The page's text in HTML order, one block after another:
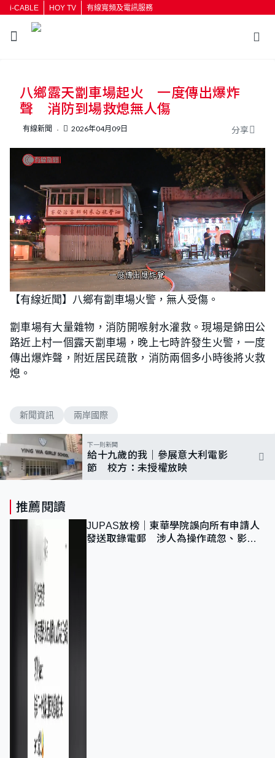
i-CABLE HOY TV 有線寬頻及電訊服務
按輸入鍵開始搜尋
八鄉露天劏車場起火 一度傳出爆炸
聲 消防到場救熄無人傷
有線新聞 2026年04月09日 分享
U
n
m
u
e
L
o
a
d
d
:
1
0
0
.
0
【有線近聞】八鄉有劏車場火警，無人受傷。
劏車場有大量雜物，消防開喉射水灌救。現場是錦田公
路近上村一個露天劏車場，晚上七時許發生火警，一度
傳出爆炸聲，附近居民疏散，消防兩個多小時後將火救
熄。
新聞資訊 兩岸國際
下一則新聞
給十九歲的我｜參展意大利電影
節 校方：未授權放映
推薦閱讀
JUPAS放榜｜東華學院誤向所有申請人
發送取錄電郵 涉人為操作疏忽、影響